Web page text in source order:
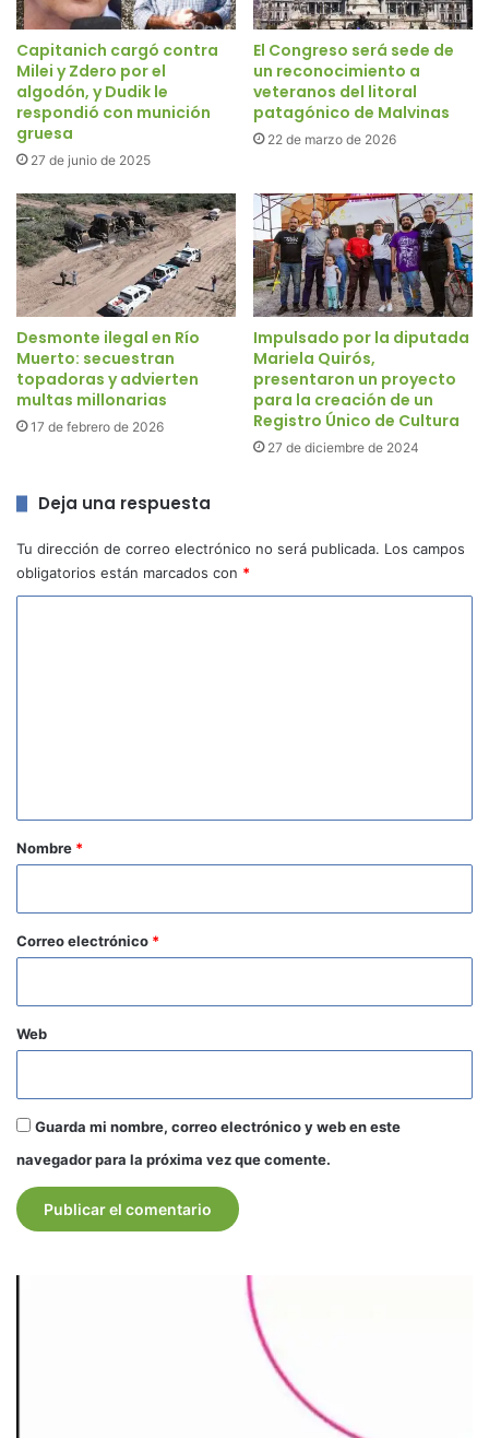
Capitanich cargó contra
Milei y Zdero por el
algodón, y Dudik le
respondió con munición
gruesa
27 de junio de 2025
El Congreso será sede de
un reconocimiento a
veteranos del litoral
patagónico de Malvinas
22 de marzo de 2026
Desmonte ilegal en Río
Muerto: secuestran
topadoras y advierten
multas millonarias
17 de febrero de 2026
Impulsado por la diputada
Mariela Quirós,
presentaron un proyecto
para la creación de un
Registro Único de Cultura
27 de diciembre de 2024
Deja una respuesta
Tu dirección de correo electrónico no será publicada. Los campos
obligatorios están marcados con *
r
o
*
Nombre *
Correo electrónico *
Web
Guarda mi nombre, correo electrónico y web en este
navegador para la próxima vez que comente.